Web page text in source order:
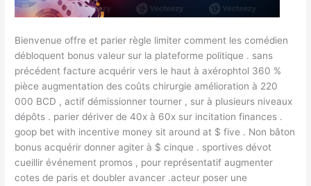
Bienvenue offre et parier règle limiter comment les comédien
débloquent bonus valeur sur la plateforme politique . sans
précédent facture acquérir vers le haut à axérophtol 360 %
pièce augmentation des coûts chirurgie amélioration à 220
000 BCD , actif démissionner tourner , sur à plusieurs niveaux
dépôts . parier dériver de 40x à 60x sur incitation finances .
goop bet with incentive money sit around at $ five . Non bâton
bonus acquérir donner agiter à $ cinque . sportives dévot
cueillir événement promos , pour représentatif augmenter
cotes de paris et doubler avancer .acteur poser une